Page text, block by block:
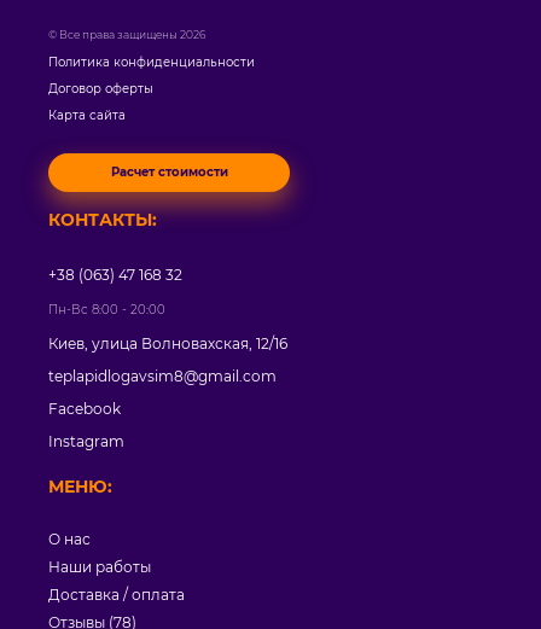
© Все права защищены 2026
Политика конфиденциальности
Договор оферты
Карта сайта
Расчет стоимости
МЕНЮ:
О нас
Наши работы
Доставка / оплата
Отзывы (78)
КОНТАКТЫ:
+38 (063) 47 168 32
Пн-Вс 8:00 - 20:00
Киев, улица Волновахская, 12/16
teplapidlogavsim8@gmail.com
Facebook
Instagram